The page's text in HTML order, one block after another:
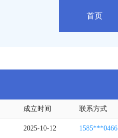
首页
成立时间 联系方式
2025-10-12 1585***0466